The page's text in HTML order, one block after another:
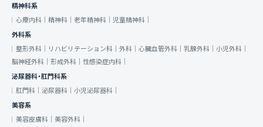
精神科系
心療内科｜ 精神科｜ 老年精神科｜ 児童精神科｜
外科系
整形外科｜
リハビリテーション科｜ 外科｜ 心臓血管外科｜ 乳腺外科｜ 小児外科｜
脳神経外科｜ 形成外科｜ 性感染症内科｜
泌尿器科・肛門科系
肛門科｜ 泌尿器科｜ 小児泌尿器科｜
美容系
美容皮膚科｜ 美容外科｜